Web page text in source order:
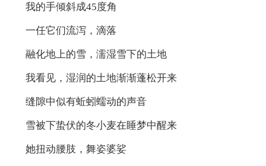
我的手倾斜成45度角
一任它们流泻，滴落
融化地上的雪，濡湿雪下的土地
我看见，湿润的土地渐渐蓬松开来
缝隙中似有蚯蚓蠕动的声音
雪被下蛰伏的冬小麦在睡梦中醒来
她扭动腰肢，舞姿婆娑